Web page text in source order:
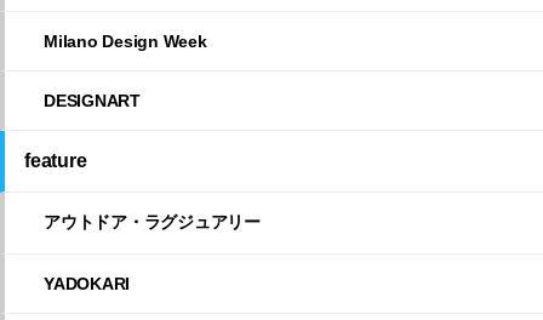
Milano Design Week
DESIGNART
feature
アウトドア・ラグジュアリー
YADOKARI